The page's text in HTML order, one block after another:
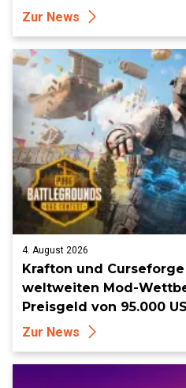
Zur News
4. August 2026
Krafton und
weltweiten Mod-
Preisgeld von 95.000
Zur News